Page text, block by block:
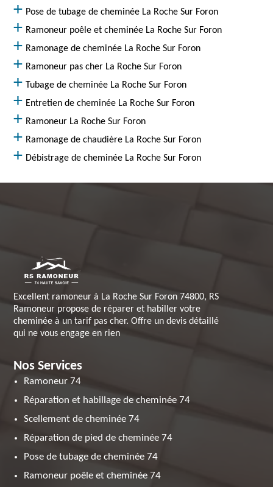
Pose de tubage de cheminée La Roche Sur Foron
Ramoneur poêle et cheminée La Roche Sur Foron
Ramonage de cheminée La Roche Sur Foron
Ramoneur pas cher La Roche Sur Foron
Tubage de cheminée La Roche Sur Foron
Entretien de cheminée La Roche Sur Foron
Ramoneur La Roche Sur Foron
Ramonage de chaudière La Roche Sur Foron
Débistrage de cheminée La Roche Sur Foron
Excellent ramoneur à La Roche Sur Foron 74800, RS
Ramoneur propose de réparer et habiller votre
cheminée à un tarif pas cher. Offre un devis détaillé
qui ne vous engage en rien
Nos Services
Ramoneur 74
Réparation et habillage de cheminée 74
Scellement de cheminée 74
Réparation de pied de cheminée 74
Pose de tubage de cheminée 74
Ramoneur poêle et cheminée 74